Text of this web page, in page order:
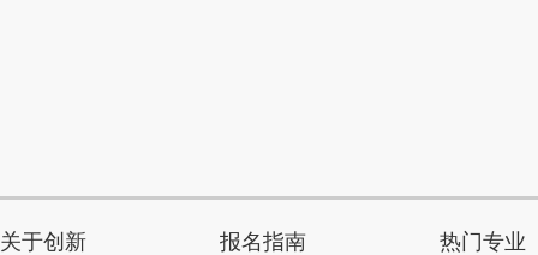
关于创新 报名指南 热门专业